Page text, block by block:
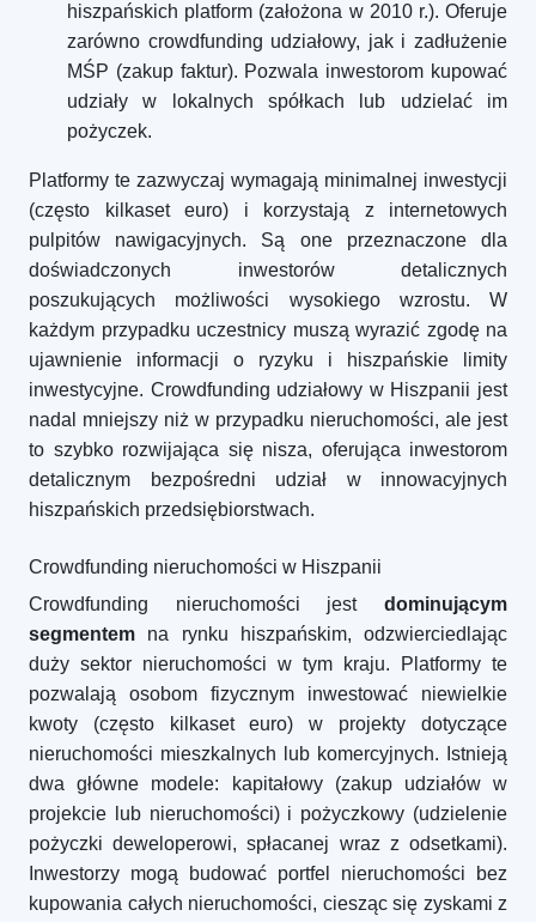
hiszpańskich platform (założona w 2010 r.). Oferuje
zarówno crowdfunding udziałowy, jak i zadłużenie
MŚP (zakup faktur). Pozwala inwestorom kupować
udziały w lokalnych spółkach lub udzielać im
pożyczek.
Platformy te zazwyczaj wymagają minimalnej inwestycji
(często kilkaset euro) i korzystają z internetowych
pulpitów nawigacyjnych. Są one przeznaczone dla
doświadczonych inwestorów detalicznych
poszukujących możliwości wysokiego wzrostu. W
każdym przypadku uczestnicy muszą wyrazić zgodę na
ujawnienie informacji o ryzyku i hiszpańskie limity
inwestycyjne. Crowdfunding udziałowy w Hiszpanii jest
nadal mniejszy niż w przypadku nieruchomości, ale jest
to szybko rozwijająca się nisza, oferująca inwestorom
detalicznym bezpośredni udział w innowacyjnych
hiszpańskich przedsiębiorstwach.
Crowdfunding nieruchomości w Hiszpanii
Crowdfunding nieruchomości jest dominującym
segmentem na rynku hiszpańskim, odzwierciedlając
duży sektor nieruchomości w tym kraju. Platformy te
pozwalają osobom fizycznym inwestować niewielkie
kwoty (często kilkaset euro) w projekty dotyczące
nieruchomości mieszkalnych lub komercyjnych. Istnieją
dwa główne modele: kapitałowy (zakup udziałów w
projekcie lub nieruchomości) i pożyczkowy (udzielenie
pożyczki deweloperowi, spłacanej wraz z odsetkami).
Inwestorzy mogą budować portfel nieruchomości bez
kupowania całych nieruchomości, ciesząc się zyskami z